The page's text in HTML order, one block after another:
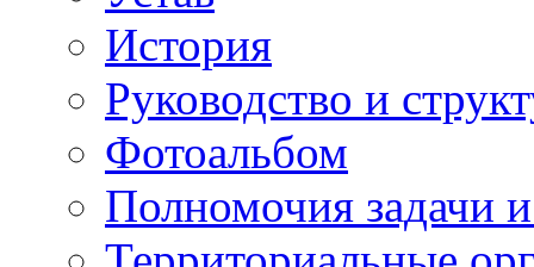
История
Руководство и
Фотоальбом
Полномочия задачи